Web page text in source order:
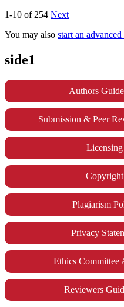
1-10 of 254 Next
You may also start an
side1
Authors
Submission & Peer
Licensing
Copyright
Plagiarism
Privacy
Ethics Committee
Reviewers